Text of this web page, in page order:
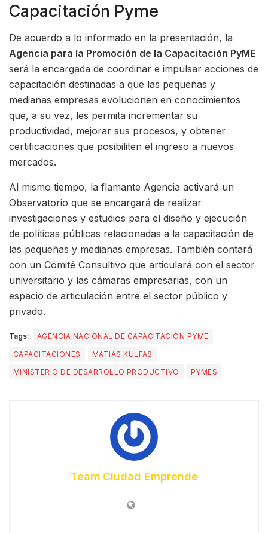
Capacitación Pyme
De acuerdo a lo informado en la presentación, la
Agencia para la Promoción de la Capacitación PyME
será la encargada de coordinar e impulsar acciones de
capacitación destinadas a que las pequeñas y
medianas empresas evolucionen en conocimientos
que, a su vez, les permita incrementar su
productividad, mejorar sus procesos, y obtener
certificaciones que posibiliten el ingreso a nuevos
mercados.
Al mismo tiempo, la flamante Agencia activará un
Observatorio que se encargará de realizar
investigaciones y estudios para el diseño y ejecución
de políticas públicas relacionadas a la capacitación de
las pequeñas y medianas empresas. También contará
con un Comité Consultivo que articulará con el sector
universitario y las cámaras empresarias, con un
espacio de articulación entre el sector público y
privado.
Tags:
AGENCIA NACIONAL DE CAPACITACIÓN PYME
CAPACITACIONES
MATIAS KULFAS
MINISTERIO DE DESARROLLO PRODUCTIVO
PYMES
Team Ciudad Emprende